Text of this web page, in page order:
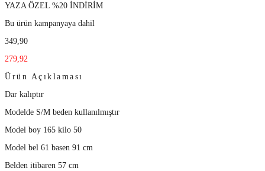
YAZA ÖZEL %20 İNDİRİM
Bu ürün kampanyaya dahil
349,90
279,92
Ürün Açıklaması
Dar kalıptır
Modelde S/M beden kullanılmıştır
Model boy 165 kilo 50
Model bel 61 basen 91 cm
Belden itibaren 57 cm